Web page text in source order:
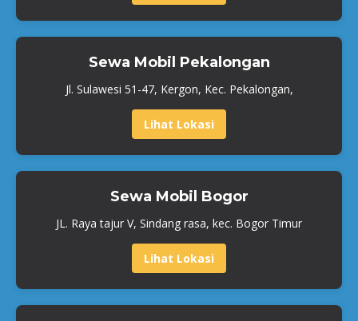
Sewa Mobil Pekalongan
Jl. Sulawesi 51-47, Kergon, Kec. Pekalongan,
Lihat Lokasi
Sewa Mobil Bogor
JL. Raya tajur V, Sindang rasa, kec. Bogor Timur
Lihat Lokasi